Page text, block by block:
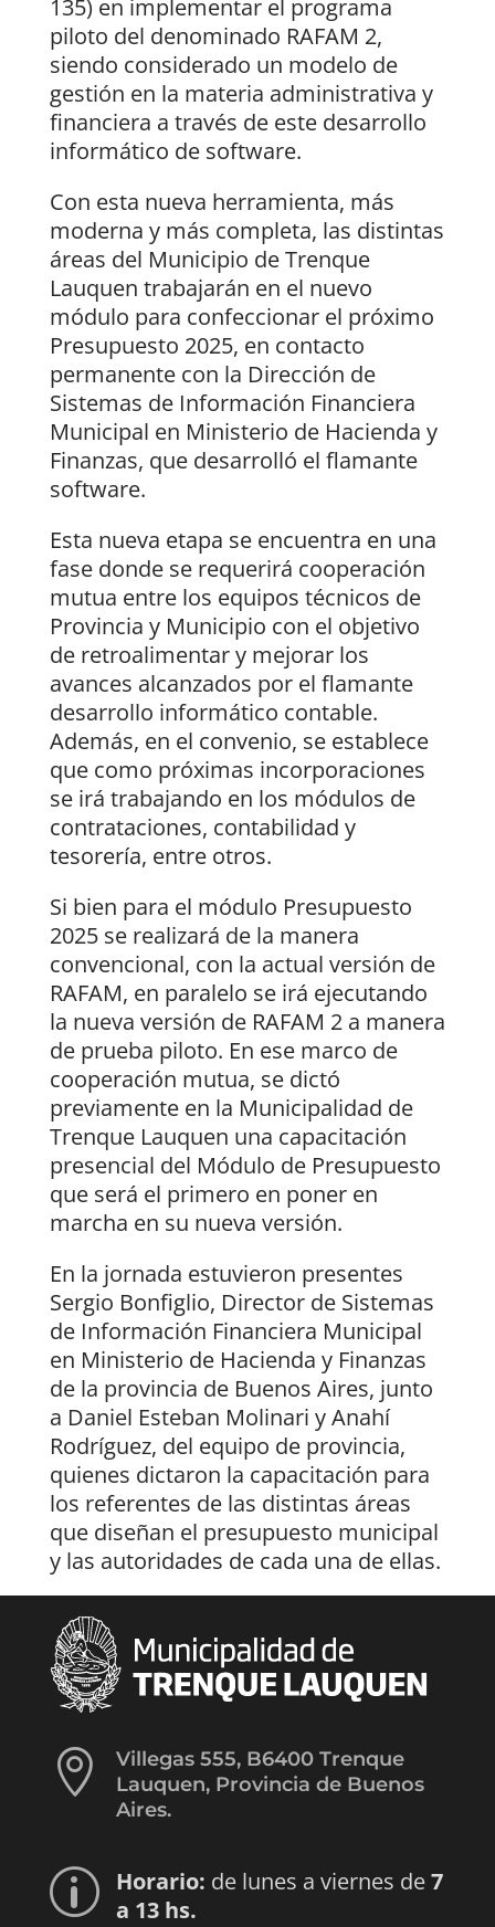
135) en implementar el programa
piloto del denominado RAFAM 2,
siendo considerado un modelo de
gestión en la materia administrativa y
financiera a través de este desarrollo
informático de software.
Con esta nueva herramienta, más
moderna y más completa, las distintas
áreas del Municipio de Trenque
Lauquen trabajarán en el nuevo
módulo para confeccionar el próximo
Presupuesto 2025, en contacto
permanente con la Dirección de
Sistemas de Información Financiera
Municipal en Ministerio de Hacienda y
Finanzas, que desarrolló el flamante
software.
Esta nueva etapa se encuentra en una
fase donde se requerirá cooperación
mutua entre los equipos técnicos de
Provincia y Municipio con el objetivo
de retroalimentar y mejorar los
avances alcanzados por el flamante
desarrollo informático contable.
Además, en el convenio, se establece
que como próximas incorporaciones
se irá trabajando en los módulos de
contrataciones, contabilidad y
tesorería, entre otros.
Si bien para el módulo Presupuesto
2025 se realizará de la manera
convencional, con la actual versión de
RAFAM, en paralelo se irá ejecutando
la nueva versión de RAFAM 2 a manera
de prueba piloto. En ese marco de
cooperación mutua, se dictó
previamente en la Municipalidad de
Trenque Lauquen una capacitación
presencial del Módulo de Presupuesto
que será el primero en poner en
marcha en su nueva versión.
En la jornada estuvieron presentes
Sergio Bonfiglio, Director de Sistemas
de Información Financiera Municipal
en Ministerio de Hacienda y Finanzas
de la provincia de Buenos Aires, junto
a Daniel Esteban Molinari y Anahí
Rodríguez, del equipo de provincia,
quienes dictaron la capacitación para
los referentes de las distintas áreas
que diseñan el presupuesto municipal
y las autoridades de cada una de ellas.

Villegas 555, B6400 Trenque
Lauquen, Provincia de Buenos
Aires.
p Horario: de lunes a viernes de7
a 13 hs.